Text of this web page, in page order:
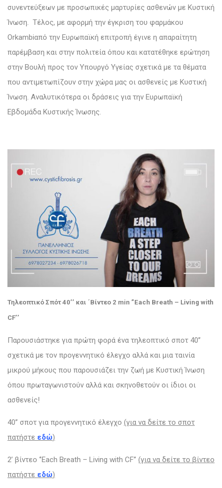
συνεντεύξεων με προσωπικές μαρτυρίες ασθενών με Κυστική
Ίνωση. Τέλος, με αφορμή την έγκριση του φαρμάκου
Orkambiαπό την Ευρωπαϊκή επιτροπή έγινε η απαραίτητη
παρέμβαση και στην πολιτεία όπου και κατατέθηκε ερώτηση
στην Βουλή προς τον Υπουργό Υγείας σχετικά με τα θέματα
που αντιμετωπίζουν στην χώρα μας οι ασθενείς με Κυστική
Ίνωση. Αναλυτικότερα οι δράσεις για την Ευρωπαϊκή
Εβδομάδα Κυστικής Ίνωσης.
Τηλεοπτικό Σπότ 40’’ και ΄Βίντεο 2 min ”Each Breath – Living with
CF’’
Παρουσιάστηκε για πρώτη φορά ένα τηλεοπτικό σποτ 40’’
σχετικά με τον προγεννητικό έλεγχο αλλά και μια ταινία
μικρού μήκους που παρουσιάζει την ζωή με Κυστική Ίνωση
όπου πρωταγωνιστούν αλλά και σκηνοθετούν οι ίδιοι οι
ασθενείς!
40’’ σποτ για προγεννητικό έλεγχο (για να δείτε το σποτ
πατήστε εδώ)
2’ βίντεο ‘’Each Breath – Living with CF’’ (για να δείτε το βίντεο
πατήστε εδώ)